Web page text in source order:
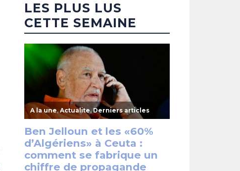
LES PLUS LUS
CETTE SEMAINE